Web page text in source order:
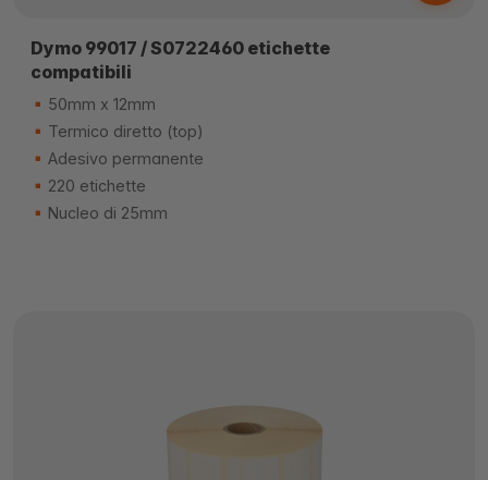
Dymo 99017 / S0722460 etichette
compatibili
50mm x 12mm
Termico diretto (top)
Adesivo permanente
220 etichette
Nucleo di 25mm